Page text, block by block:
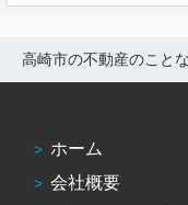
高崎市の不動産のこと
ホーム
会社概要